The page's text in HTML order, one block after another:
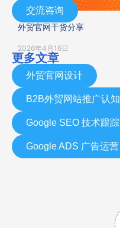
外贸官网干货分享
2026年4月16日
交流咨询
更多文章
外贸官网设计
B2B外贸网站推广认知
Google SEO 技术跟踪
Google ADS 广告运营